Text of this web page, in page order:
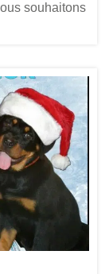
souhaitons